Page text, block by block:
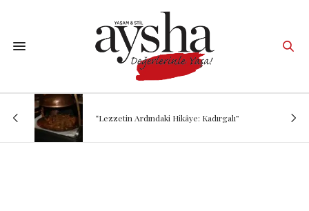
“Lezzetin Ardındaki Hikâye: Kadırgalı”